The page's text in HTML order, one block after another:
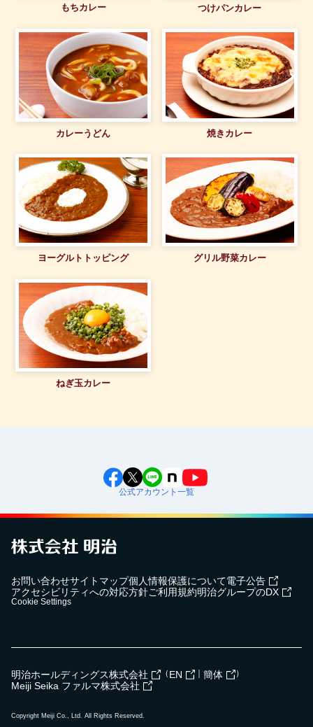
もちカレー つけパンカレー
カレーうどん 焼きカレー
ヨーグルトトッピング グリル野菜カレー
ねぎ玉カレー
公式アカウント一覧
お問い合わせサイトマップ個人情報保護について電子公告
アクセシビリティへの対応方針ご利用規約明治グループのDX
Cookie Settings
明治ホールディングス株式会社 （ EN ｜ 簡体 ）
Meiji Seika ファルマ株式会社
Copyright Meiji Co., Ltd. All Rights Reserved.